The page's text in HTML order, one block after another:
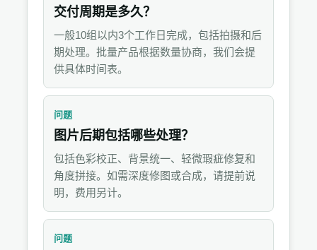
交付周期是多久？
一般10组以内3个工作日完成，包括拍摄和后
期处理。批量产品根据数量协商，我们会提
供具体时间表。
问题
图片后期包括哪些处理？
包括色彩校正、背景统一、轻微瑕疵修复和
角度拼接。如需深度修图或合成，请提前说
明，费用另计。
问题